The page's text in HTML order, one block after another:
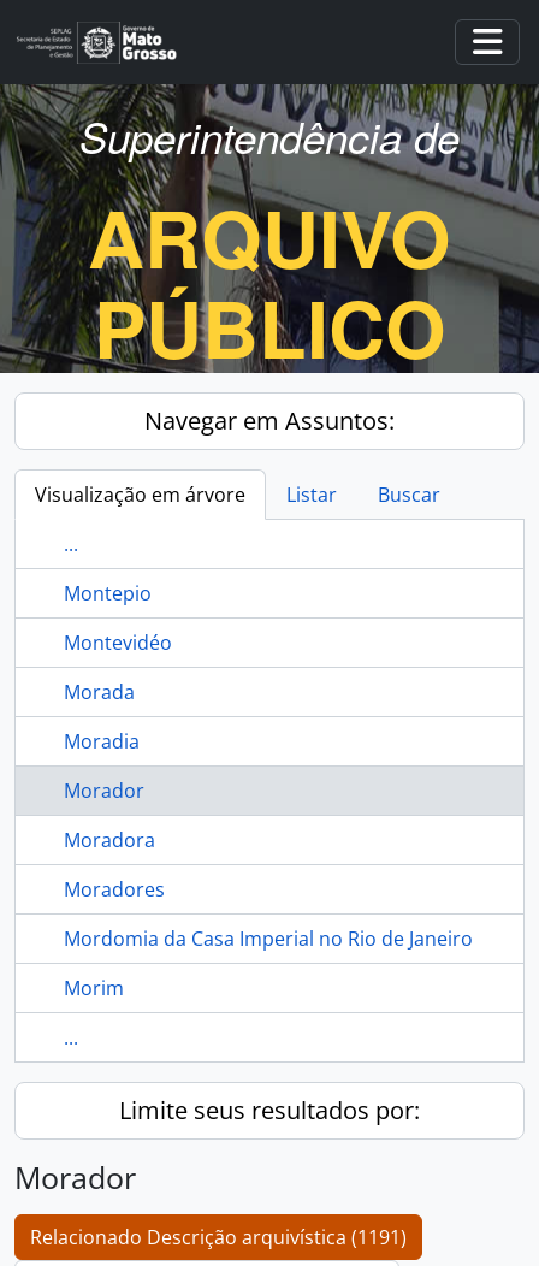
Skip to main content
Superintendência de
ARQUIVO
PÚBLICO
Navegar em Assuntos:
Visualização em árvore Listar
Buscar
...
Montepio
Montevidéo
Morada
Moradia
Morador
Moradora
Moradores
Mordomia da Casa Imperial no Rio de Janeiro
Morim
...
Limite seus resultados por:
Morador
Relacionado Descrição arquivística (1191)